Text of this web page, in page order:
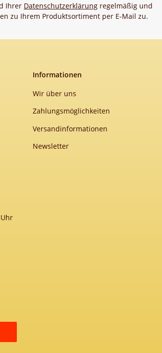
Ihrer Datenschutzerklärung regelmäßig und
zu Ihrem Produktsortiment per E-Mail zu.
Informationen
Wir über uns
Zahlungsmöglichkeiten
Versandinformationen
Newsletter